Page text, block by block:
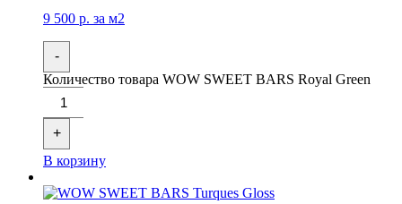
9 500 р. за м2
-
Количество товара WOW SWEET BARS Royal Green
+
В корзину